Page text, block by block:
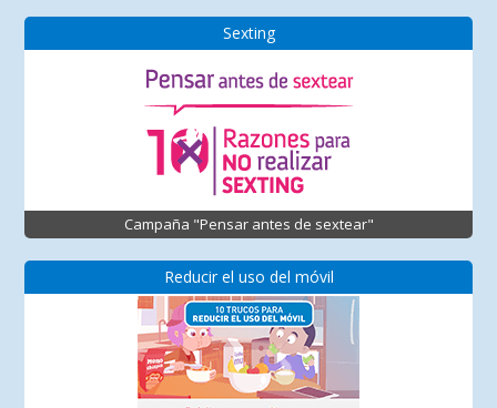
Sexting
Campaña "Pensar antes de sextear"
Reducir el uso del móvil